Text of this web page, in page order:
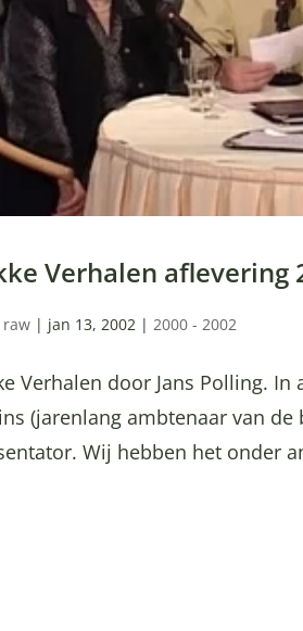
Verhalen aflevering
raw | jan 13, 2002 |2000 - 2002
Verhalen door Jans Polling. In
(jarenlang ambtenaar van
Wij hebben het onder